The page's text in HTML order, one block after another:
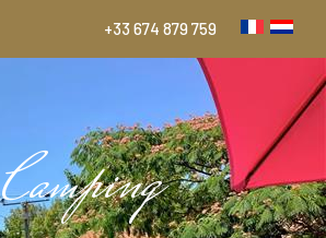
+33 674 879 759
Camping